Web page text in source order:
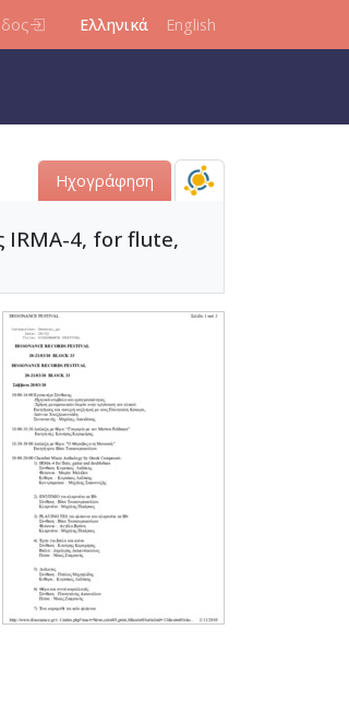
Ελληνικά English
Ηχογράφηση
IRMA-4, for flute,